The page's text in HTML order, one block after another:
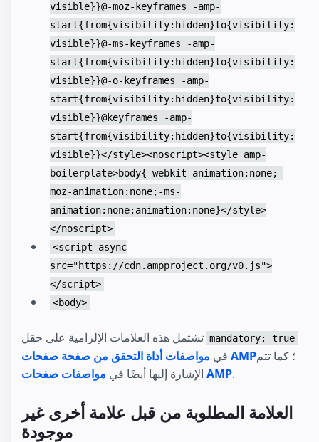
visible}}@-moz-keyframes -amp-
start{from{visibility:hidden}to{visibility:
visible}}@-ms-keyframes -amp-
start{from{visibility:hidden}to{visibility:
visible}}@-o-keyframes -amp-
start{from{visibility:hidden}to{visibility:
visible}}@keyframes -amp-
start{from{visibility:hidden}to{visibility:
visible}}</style><noscript><style amp-
boilerplate>body{-webkit-animation:none;-
moz-animation:none;-ms-
animation:none;animation:none}</style>
</noscript>
<script async
src="https://cdn.ampproject.org/v0.js">
</script>
<body>
mandatory: true
في مواصفات أداة التحقق من صفحة صفحات AMP؛ كما تتم
الإشارة إليها أيضًا في مواصفات صفحات AMP.
العلامة المطلوبة من قبل علامة أخرى غير
موجودة